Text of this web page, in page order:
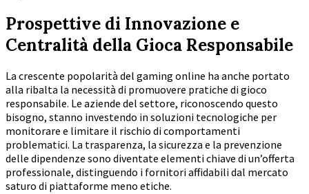
Prospettive di Innovazione e
Centralità della Gioca Responsabile
La crescente popolarità del gaming online ha anche portato
alla ribalta la necessità di promuovere pratiche di gioco
responsabile. Le aziende del settore, riconoscendo questo
bisogno, stanno investendo in soluzioni tecnologiche per
monitorare e limitare il rischio di comportamenti
problematici. La trasparenza, la sicurezza e la prevenzione
delle dipendenze sono diventate elementi chiave di un’offerta
professionale, distinguendo i fornitori affidabili dal mercato
saturo di piattaforme meno etiche.